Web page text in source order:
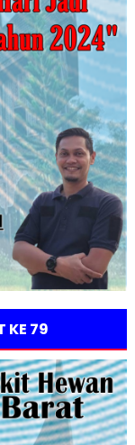
KE 79